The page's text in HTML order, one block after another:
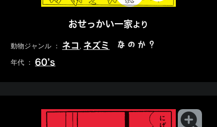
おせっかい一家より
動物ジャンル ： ネコ ネズミ なのか？
年代 ： 60’s